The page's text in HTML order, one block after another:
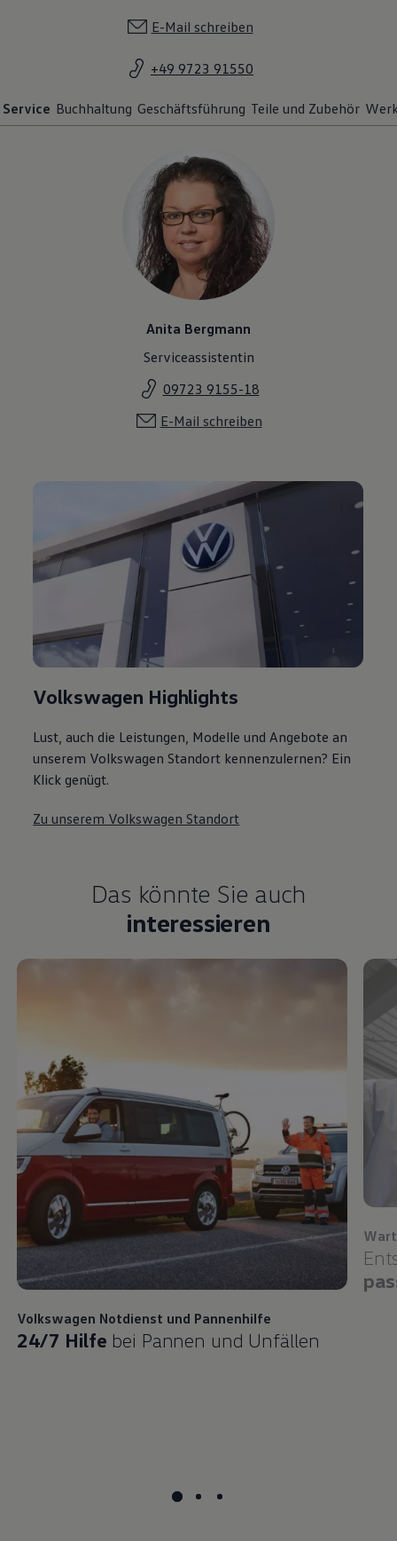
E-Mail schreiben
+49 9723 91550
Service Buchhaltung Geschäftsführung Teile und Zubehör
Anita Bergmann
Serviceassistentin
09723 9155-18
E-Mail schreiben
Volkswagen Highlights
Lust, auch die Leistungen, Modelle und Angebote an
unserem Volkswagen Standort kennenzulernen? Ein
Klick genügt.
Zu unserem Volkswagen Standort
Das könnte Sie auch
interessieren
Volkswagen Notdienst und Pannenhilfe
24/7 Hilfe bei Pannen und Unfällen